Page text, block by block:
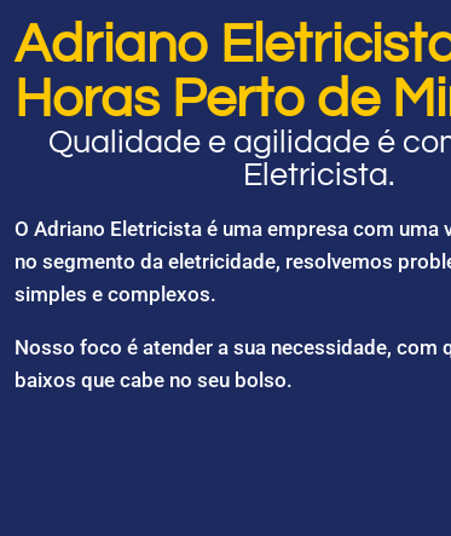
Adriano
Horas Perto de
Qualidade e agilidade é
Eletricista.
O Adriano Eletricista é uma empresa com uma
no segmento da eletricidade, resolvemos
simples e complexos.
Nosso foco é atender a sua necessidade, com
baixos que cabe no seu bolso.